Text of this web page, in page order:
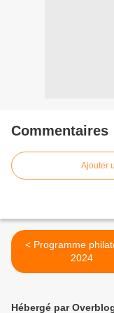
Commentaires
Ajouter
< Programme philatélique
2024
Hébergé par